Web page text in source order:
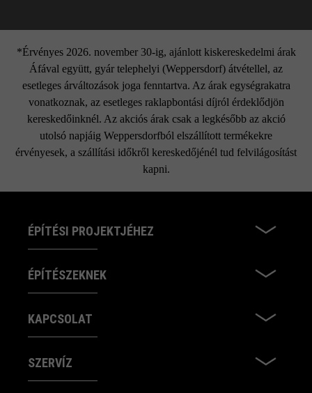
*Érvényes 2026. november 30-ig, ajánlott kiskereskedelmi árak
Áfával együtt, gyár telephelyi (Weppersdorf) átvétellel, az
esetleges árváltozások joga fenntartva. Az árak egységrakatra
vonatkoznak, az esetleges raklapbontási díjról érdeklődjön
kereskedőinknél. Az akciós árak csak a legkésőbb az akció
utolsó napjáig Weppersdorfból elszállított termékekre
érvényesek, a szállítási időkről kereskedőjénél tud felvilágosítást
kapni.
ÉPÍTÉSI PROJEKTJÉHEZ
ÉPÍTÉSZEKNEK
KAPCSOLAT
SZERVÍZ